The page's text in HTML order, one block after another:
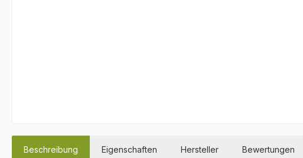
Beschreibung Eigenschaften Hersteller Bewertungen